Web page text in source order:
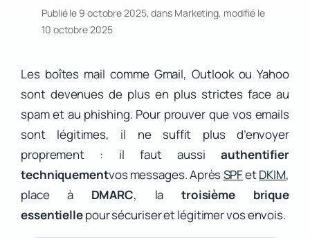
Publié le 9 octobre 2025, dans Marketing, modifié le
10 octobre 2025
Les boîtes mail comme Gmail, Outlook ou Yahoo
sont devenues de plus en plus strictes face au
spam et au phishing. Pour prouver que vos emails
sont légitimes, il ne suffit plus d’envoyer
proprement : il faut aussiauthentifier
techniquementvos messages. AprèsSPFetDKIM,
place à DMARC, la troisième brique
essentiellepour sécuriser et légitimer vos envois.